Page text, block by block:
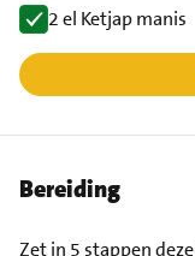
2 el Ketjap manis
Bereiding
Zet in 5 stappen